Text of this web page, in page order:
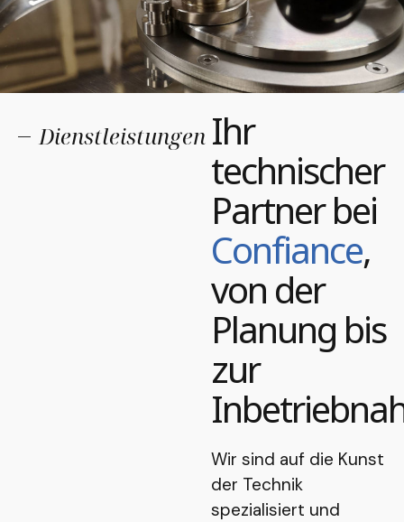
Dienstleistungen Ihr
technischer
Partner bei
Confiance,
von der
Planung bis
zur
Wir sind auf die Kunst
der Technik
spezialisiert und